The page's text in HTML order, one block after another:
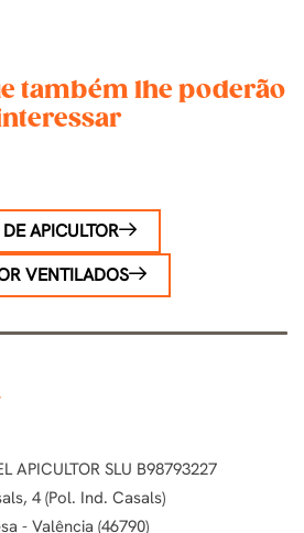
também lhe poderão
APICULTOR
VENTILADOS
APICULTOR SLU B98793227
4 (Pol. Ind. Casals)
- Valência (46790)